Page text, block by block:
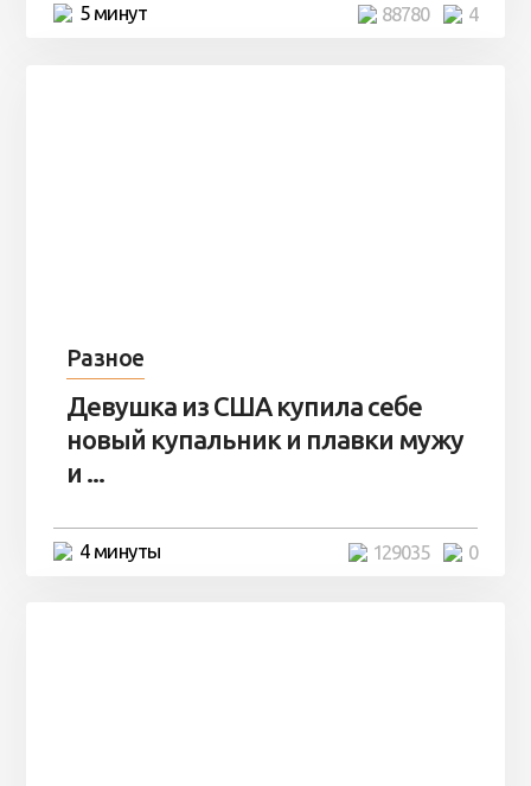
5 минут 4
88780
Разное
Девушка из США купила себе
новый купальник и плавки мужу
и ...
4 минуты 0
129035